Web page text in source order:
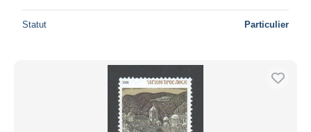
Statut Particulier